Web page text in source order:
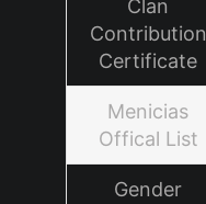
Clan
Contribution
Certificate
Menicias
Offical List
Gender